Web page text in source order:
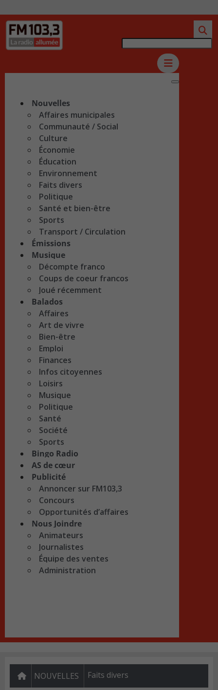
Nouvelles
Affaires municipales
Communauté / Social
Culture
Économie
Éducation
Environnement
Faits divers
Politique
Santé et bien-être
Sports
Transport / Circulation
Émissions
Musique
Décompte franco
Coups de coeur francos
Joué récemment
Balados
Affaires
Art de vivre
Bien-être
Emploi
Finances
Infos citoyennes
Loisirs
Musique
Politique
Santé
Société
Sports
Bingo Radio
AS de cœur
Publicité
Annoncer sur FM103,3
Concours
Opportunités d’affaires
Nous Joindre
Animateurs
Journalistes
Équipe des ventes
Administration
NOUVELLES Faits divers